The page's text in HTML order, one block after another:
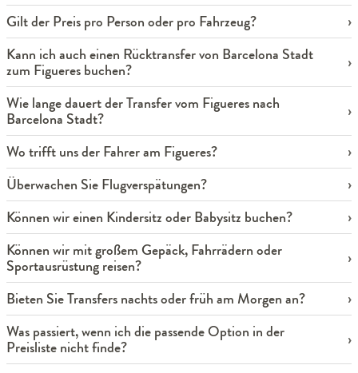
Gilt der Preis pro Person oder pro Fahrzeug?
Kann ich auch einen Rücktransfer von Barcelona Stadt
zum Figueres buchen?
Wie lange dauert der Transfer vom Figueres nach
Barcelona Stadt?
Wo trifft uns der Fahrer am Figueres?
Überwachen Sie Flugverspätungen?
Können wir einen Kindersitz oder Babysitz buchen?
Können wir mit großem Gepäck, Fahrrädern oder
Sportausrüstung reisen?
Bieten Sie Transfers nachts oder früh am Morgen an?
Was passiert, wenn ich die passende Option in der
Preisliste nicht finde?